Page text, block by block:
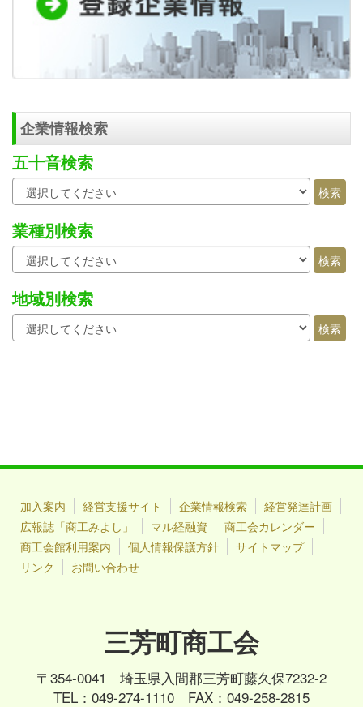
企業情報検索
五十音検索
業種別検索
地域別検索
加入案内 経営支援サイト 企業情報検索
経営発達計画
広報誌「商工みよし」
マル経融資
商工会カレンダー
商工会館利用案内
個人情報保護方針
サイトマップ
リンク
お問い合わせ
三芳町商工会
〒354-0041 埼玉県入間郡三芳町藤久保7232-2
TEL：049-274-1110 FAX：049-258-2815